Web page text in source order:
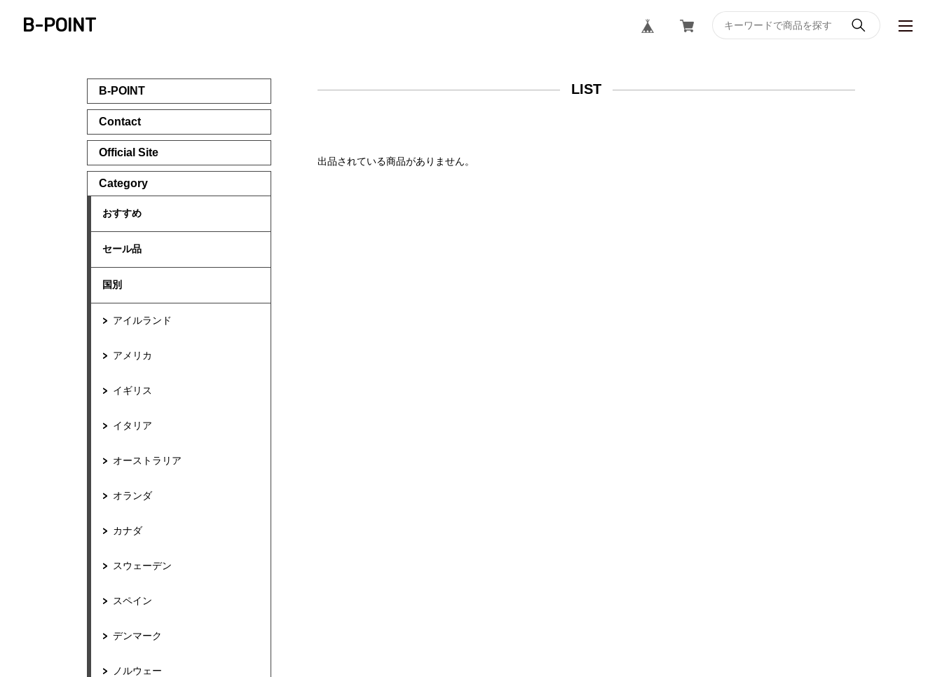
B-POINT
B-POINT
Contact
Official Site
Category
おすすめ
セール品
国別
アイルランド
アメリカ
イギリス
イタリア
オーストラリア
オランダ
カナダ
スウェーデン
スペイン
デンマーク
ノルウェー
LIST
出品されている商品がありません。